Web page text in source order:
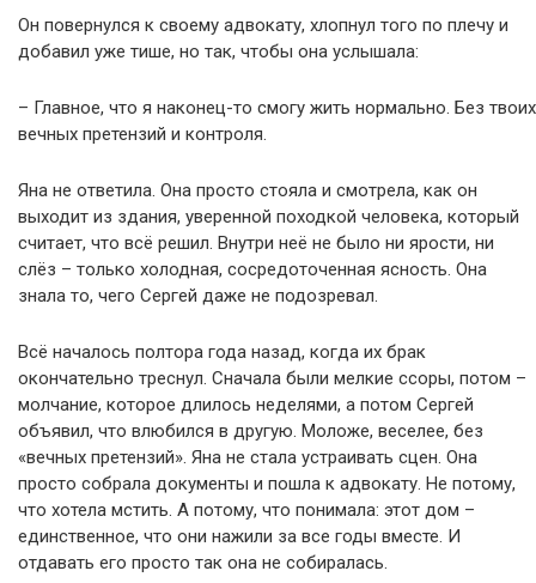
Он повернулся к своему адвокату, хлопнул того по плечу и
добавил уже тише, но так, чтобы она услышала:
– Главное, что я наконец-то смогу жить нормально. Без твоих
вечных претензий и контроля.
Яна не ответила. Она просто стояла и смотрела, как он
выходит из здания, уверенной походкой человека, который
считает, что всё решил. Внутри неё не было ни ярости, ни
слёз – только холодная, сосредоточенная ясность. Она
знала то, чего Сергей даже не подозревал.
Всё началось полтора года назад, когда их брак
окончательно треснул. Сначала были мелкие ссоры, потом –
молчание, которое длилось неделями, а потом Сергей
объявил, что влюбился в другую. Моложе, веселее, без
«вечных претензий». Яна не стала устраивать сцен. Она
просто собрала документы и пошла к адвокату. Не потому,
что хотела мстить. А потому, что понимала: этот дом –
единственное, что они нажили за все годы вместе. И
отдавать его просто так она не собиралась.